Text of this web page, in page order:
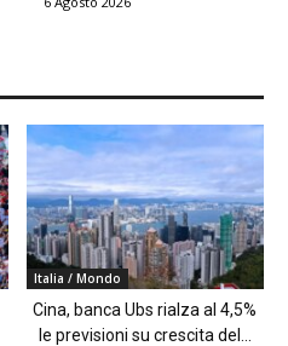
Italia / Mondo
Cina, banca Ubs rialza al 4,5%
le previsioni su crescita del...